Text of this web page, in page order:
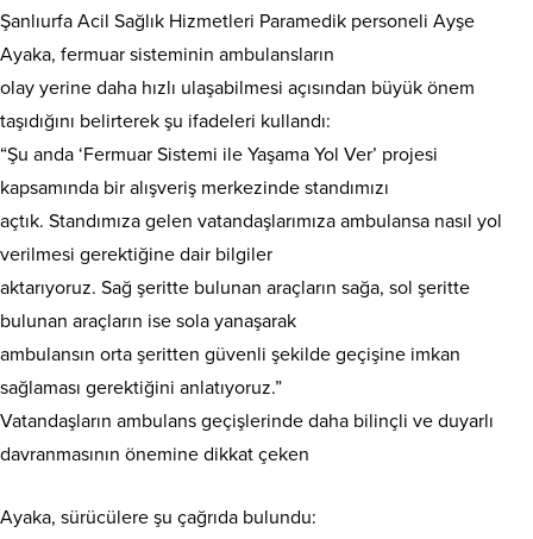
Şanlıurfa Acil Sağlık Hizmetleri Paramedik personeli Ayşe
Ayaka, fermuar sisteminin ambulansların
olay yerine daha hızlı ulaşabilmesi açısından büyük önem
taşıdığını belirterek şu ifadeleri kullandı:
“Şu anda ‘Fermuar Sistemi ile Yaşama Yol Ver’ projesi
kapsamında bir alışveriş merkezinde standımızı
açtık. Standımıza gelen vatandaşlarımıza ambulansa nasıl yol
verilmesi gerektiğine dair bilgiler
aktarıyoruz. Sağ şeritte bulunan araçların sağa, sol şeritte
bulunan araçların ise sola yanaşarak
ambulansın orta şeritten güvenli şekilde geçişine imkan
sağlaması gerektiğini anlatıyoruz.”
Vatandaşların ambulans geçişlerinde daha bilinçli ve duyarlı
davranmasının önemine dikkat çeken
Ayaka, sürücülere şu çağrıda bulundu: